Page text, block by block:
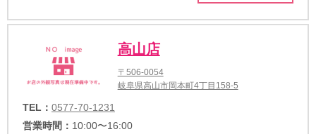
高山店
〒506-0054
岐阜県高山市岡本町4丁目158-5
TEL： 0577-70-1231
営業時間： 10:00〜16:00